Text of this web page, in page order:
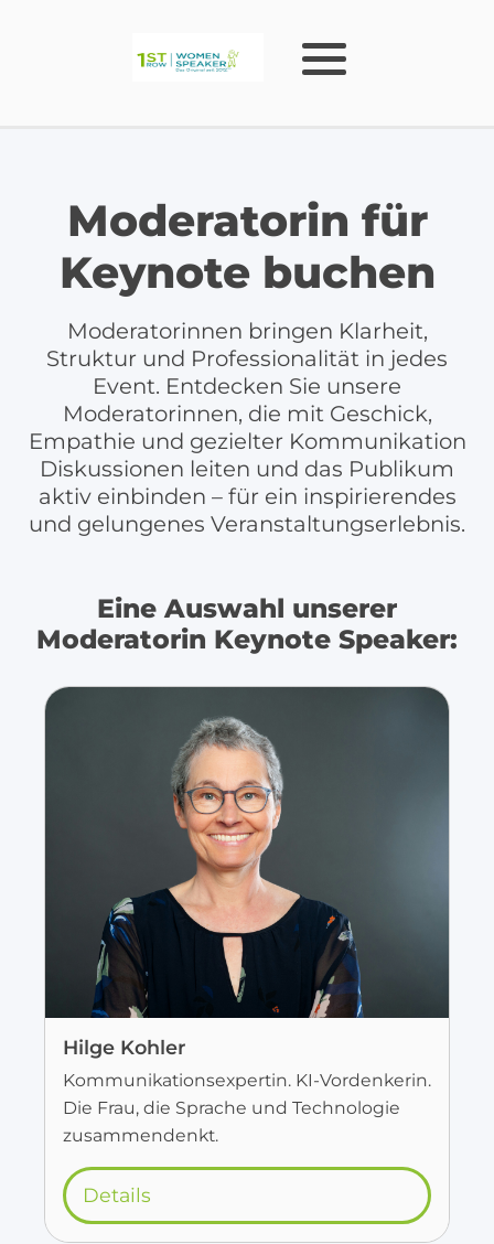
Moderatorin für
Keynote buchen
Moderatorinnen bringen Klarheit,
Struktur und Professionalität in jedes
Event. Entdecken Sie unsere
Moderatorinnen, die mit Geschick,
Empathie und gezielter Kommunikation
Diskussionen leiten und das Publikum
aktiv einbinden – für ein inspirierendes
und gelungenes Veranstaltungserlebnis.
Eine Auswahl unserer
Moderatorin Keynote Speaker:
Hilge Kohler
Kommunikationsexpertin. KI-Vordenkerin.
Die Frau, die Sprache und Technologie
zusammendenkt.
Details